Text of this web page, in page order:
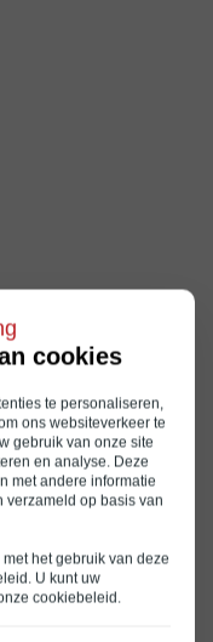
cookies
te personaliseren,
ons websiteverkeer te
gebruik van onze site
en analyse. Deze
met andere informatie
verzameld op basis van
het gebruik van deze
. U kunt uw
cookiebeleid.